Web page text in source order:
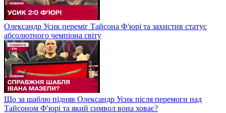
Олександр Усик переміг Тайсона Ф'юрі та захистив статус
абсолютного чемпіона світу
Що за шаблю підняв Олександр Усик після перемоги над
Тайсоном Ф'юрі та який символ вона ховає?